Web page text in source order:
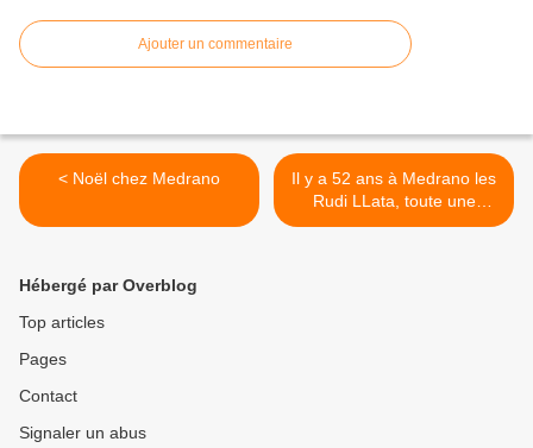
Ajouter un commentaire
< Noël chez Medrano
Il y a 52 ans à Medrano les
Rudi LLata, toute une
époque >
Hébergé par Overblog
Top articles
Pages
Contact
Signaler un abus